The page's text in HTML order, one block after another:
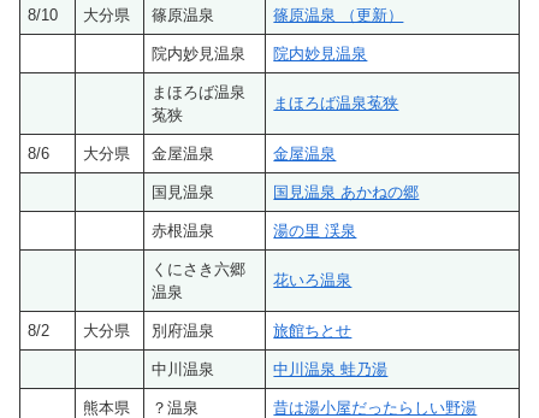
8/10 大分県 篠原温泉 篠原温泉 （更新）
院内妙見温泉 院内妙見温泉
まほろば温泉
菟狭
まほろば温泉菟狭
8/6 大分県 金屋温泉 金屋温泉
国見温泉 国見温泉 あかねの郷
赤根温泉 湯の里 渓泉
くにさき六郷
温泉
花いろ温泉
8/2 大分県 別府温泉 旅館ちとせ
中川温泉 中川温泉 蛙乃湯
熊本県 ？温泉 昔は湯小屋だったらしい野湯